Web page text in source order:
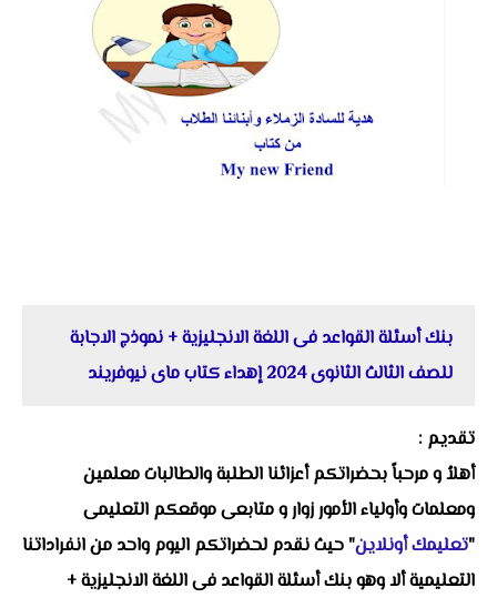
بنك أسئلة القواعد فى اللغة الانجليزية + نموذج الاجابة
للصف الثالث الثانوى 2024 إهداء كتاب ماى نيوفريند
تقديم :
أهلاُ و مرحباً بحضراتكم أعزائنا الطلبة والطالبات معلمين
ومعلمات وأولياء الأمور زوار و متابعى موقعكم التعليمى
"تعليمك أونلاين" حيث نقدم لحضراتكم اليوم واحد من انفراداتنا
التعليمية ألا وهو بنك أسئلة القواعد فى اللغة الانجليزية +